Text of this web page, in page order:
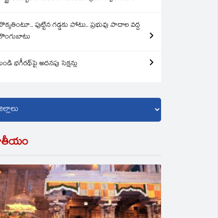
పుట్టిన గడ్డకు పోటు.. ప్రభువు పాదాల వద్ద
భగీరథ్‌పై అదనపు సెక్షన్లు